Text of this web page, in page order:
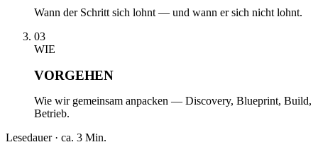
Wann der Schritt sich lohnt — und wann er sich nicht lohnt.
03
WIE
VORGEHEN
Wie wir gemeinsam anpacken — Discovery, Blueprint, Build,
Betrieb.
Lesedauer · ca. 3 Min.